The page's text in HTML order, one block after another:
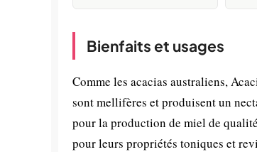
Bienfaits et usages
Comme les acacias australiens,
sont mellifères et produisent un
pour la production de miel de
pour leurs propriétés toniques et